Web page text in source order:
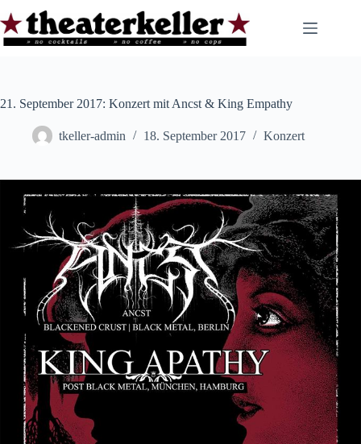
Inhalt
springen
21. September 2017: Konzert mit Ancst & King Empathy
tkeller-admin 18. September 2017 Konzert